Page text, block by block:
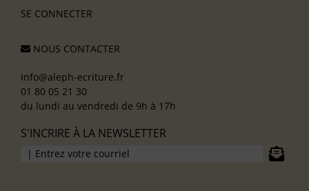
SE CONNECTER
NOUS CONTACTER
info@aleph-ecriture.fr
01 80 05 21 30
du lundi au vendredi de 9h à 17h
S'INCRIRE À LA NEWSLETTER